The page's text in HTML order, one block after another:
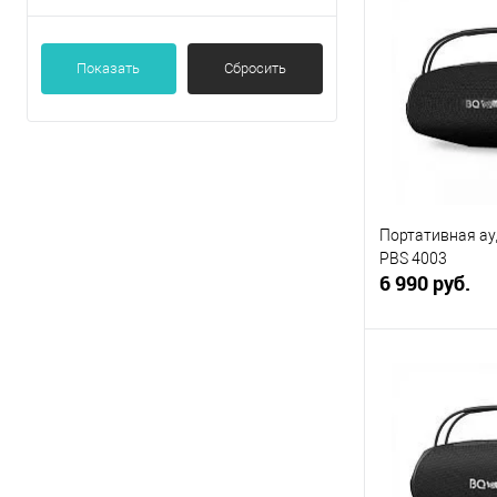
Показать Сбросить
Купить в 1 клик
В избранное
Портативная
PBS 4003
6 990 руб.
Купить в 1 клик
В избранное